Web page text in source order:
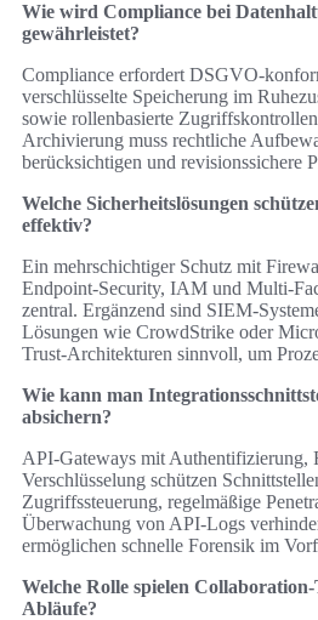
Wie wird Compliance bei
gewährleistet?
Compliance erfordert DSGVO-
verschlüsselte Speicherung im
sowie rollenbasierte
Archivierung muss rechtliche
berücksichtigen und revisionssichere
Welche Sicherheitslösungen
effektiv?
Ein mehrschichtiger Schutz mit
Endpoint-Security, IAM und Multi-
zentral. Ergänzend sind SIEM-
Lösungen wie CrowdStrike oder
Trust-Architekturen sinnvoll, um
Wie kann man
absichern?
API-Gateways mit Authentifizierung,
Verschlüsselung schützen
Zugriffssteuerung, regelmäßige
Überwachung von API-Logs
ermöglichen schnelle Forensik im
Welche Rolle spielen
Abläufe?